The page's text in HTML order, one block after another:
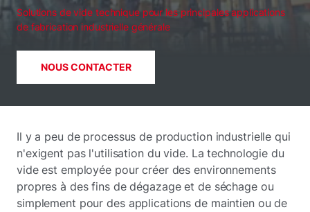
Solutions de vide technique pour les principales applications
de fabrication industrielle générale
NOUS CONTACTER
Il y a peu de processus de production industrielle qui
n'exigent pas l'utilisation du vide. La technologie du
vide est employée pour créer des environnements
propres à des fins de dégazage et de séchage ou
simplement pour des applications de maintien ou de